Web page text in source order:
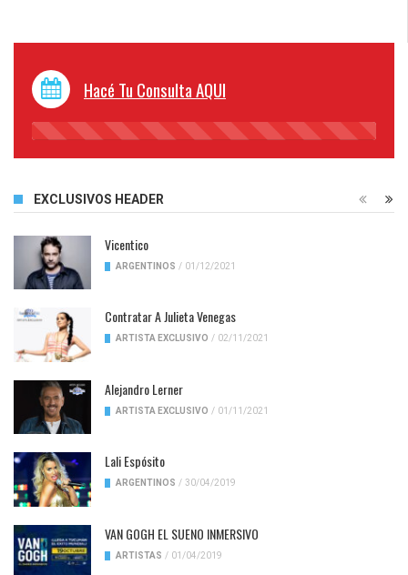
Hacé Tu Consulta AQUI
45%
EXCLUSIVOS HEADER
Vicentico
ARGENTINOS / 01/12/2021
Contratar A Julieta Venegas
ARTISTA EXCLUSIVO / 02/11/2021
Alejandro Lerner
ARTISTA EXCLUSIVO / 01/11/2021
Lali Espósito
ARGENTINOS / 30/04/2019
VAN GOGH EL SUENO INMERSIVO
ARTISTAS / 01/04/2019